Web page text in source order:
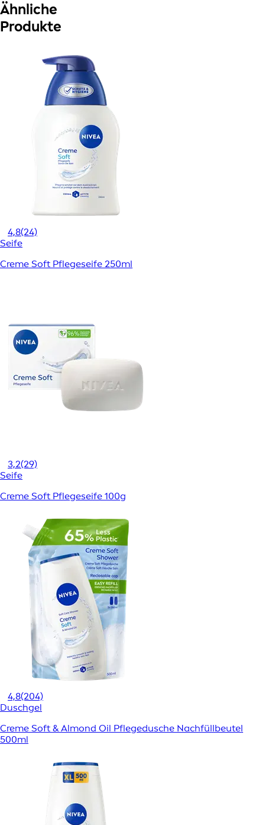
Ähnliche
Produkte
4,8(24)
Seife
Creme Soft Pflegeseife 250ml
3,2(29)
Seife
Creme Soft Pflegeseife 100g
4,8(204)
Duschgel
Creme Soft & Almond Oil Pflegedusche Nachfüllbeutel
500ml